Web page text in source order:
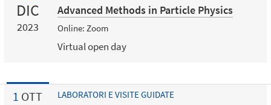
DIC
2023
Advanced Methods in Particle Physics
Online: Zoom
Virtual open day
1 OTT LABORATORI E VISITE GUIDATE